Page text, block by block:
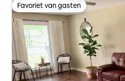
Favoriet van gasten
Favoriet van gasten